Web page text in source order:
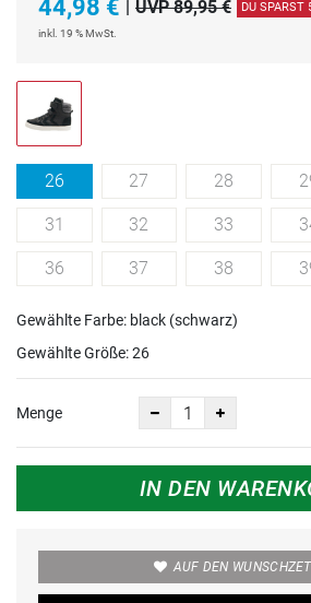
44,98 € | UVP 89,95 € DU SPARST
inkl. 19 % MwSt.
26 27 28
31 32 33
36 37 38
Gewählte Farbe: black (schwarz)
Gewählte Größe:26
Menge
IN DEN
AUF DEN